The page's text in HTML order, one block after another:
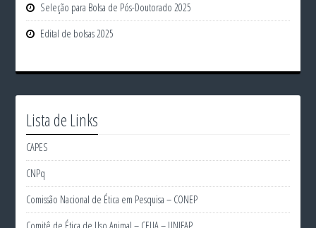
Seleção para Bolsa de Pós-Doutorado 2025
Edital de bolsas 2025
Lista de Links
CAPES
CNPq
Comissão Nacional de Ética em Pesquisa – CONEP